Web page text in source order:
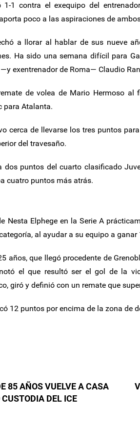
1-1 contra el exequipo del
poco a las aspiraciones de
a llorar al hablar de sus nueve
Ha sido una semana difícil para
exentrenador de Roma— Claudio
de volea de Mario Hermoso
para Atalanta.
cerca de llevarse los tres puntos
del travesaño.
dos puntos del cuarto clasificado
cuatro puntos más atrás.
Nesta Elphege en la Serie A
al ayudar a su equipo a ganar
años, que llegó procedente de
el que resultó ser el gol de la
giró y definió con un remate que
12 puntos por encima de la zona de
85 AÑOS VUELVE A CASA
DEL ICE